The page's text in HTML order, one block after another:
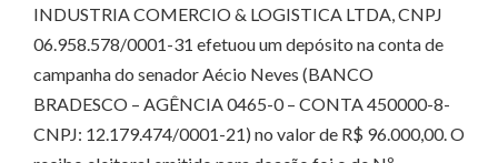
INDUSTRIA COMERCIO & LOGISTICA LTDA, CNPJ
06.958.578/0001-31 efetuou um depósito na conta de
campanha do senador Aécio Neves (BANCO
BRADESCO – AGÊNCIA 0465-0 – CONTA 450000-8-
CNPJ: 12.179.474/0001-21) no valor de R$ 96.000,00. O